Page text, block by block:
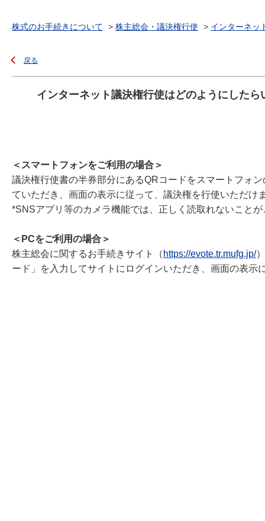
株式のお手続きについて > 株主総会・議決権行使 > インターネッ
戻る
インターネット議決権行使はどのようにしたら
＜スマートフォンをご利用の場合＞
議決権行使書の半券部分にあるQRコードをスマートフォ
ていただき、画面の表示に従って、議決権を行使いただけ
*SNSアプリ等のカメラ機能では、正しく読取れないこと
＜PCをご利用の場合＞
株主総会に関するお手続きサイト（ https://evote.tr.mufg.jp/
ード」を入力してサイトにログインいただき、画面の表示